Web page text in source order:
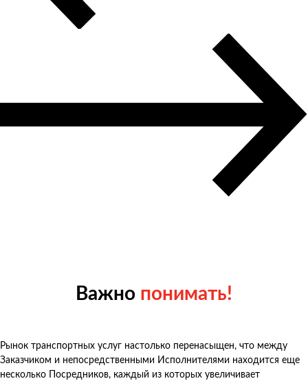
Важно понимать!
Рынок транспортных услуг настолько перенасыщен, что между
Заказчиком и непосредственными Исполнителями находится еще
несколько Посредников, каждый из которых увеличивает